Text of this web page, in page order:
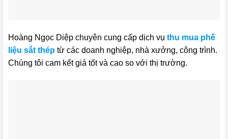
Hoàng Ngọc Diệp chuyên cung cấp dịch vụ thu mua phế
liệu sắt théptừ các doanh nghiệp, nhà xưởng, công trình.
Chúng tôi cam kết giá tốt và cao so với thị trường.